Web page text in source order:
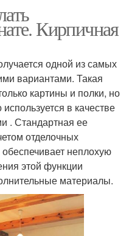
Кирпичная
одной из самых
вариантами. Такая
картины и полки, но
в качестве
. Стандартная ее
отделочных
неплохую
этой функции
материалы.